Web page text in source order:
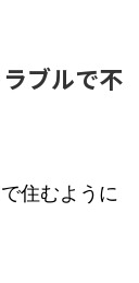
ブルで不
住むように